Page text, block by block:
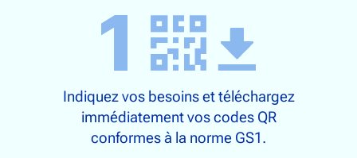
Indiquez vos besoins et téléchargez
immédiatement vos codes QR
conformes à la norme GS1.